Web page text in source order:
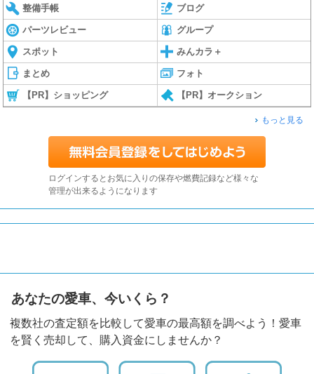
整備手帳 ブログ
パーツレビュー グループ
スポット みんカラ＋
まとめ フォト
【PR】ショッピング 【PR】オークション
もっと見る
ログインするとお気に入りの保存や燃費記録など様々な
管理が出来るようになります
あなたの愛車、今いくら？
複数社の査定額を比較して愛車の最高額を調べよう！愛車
を賢く売却して、購入資金にしませんか？